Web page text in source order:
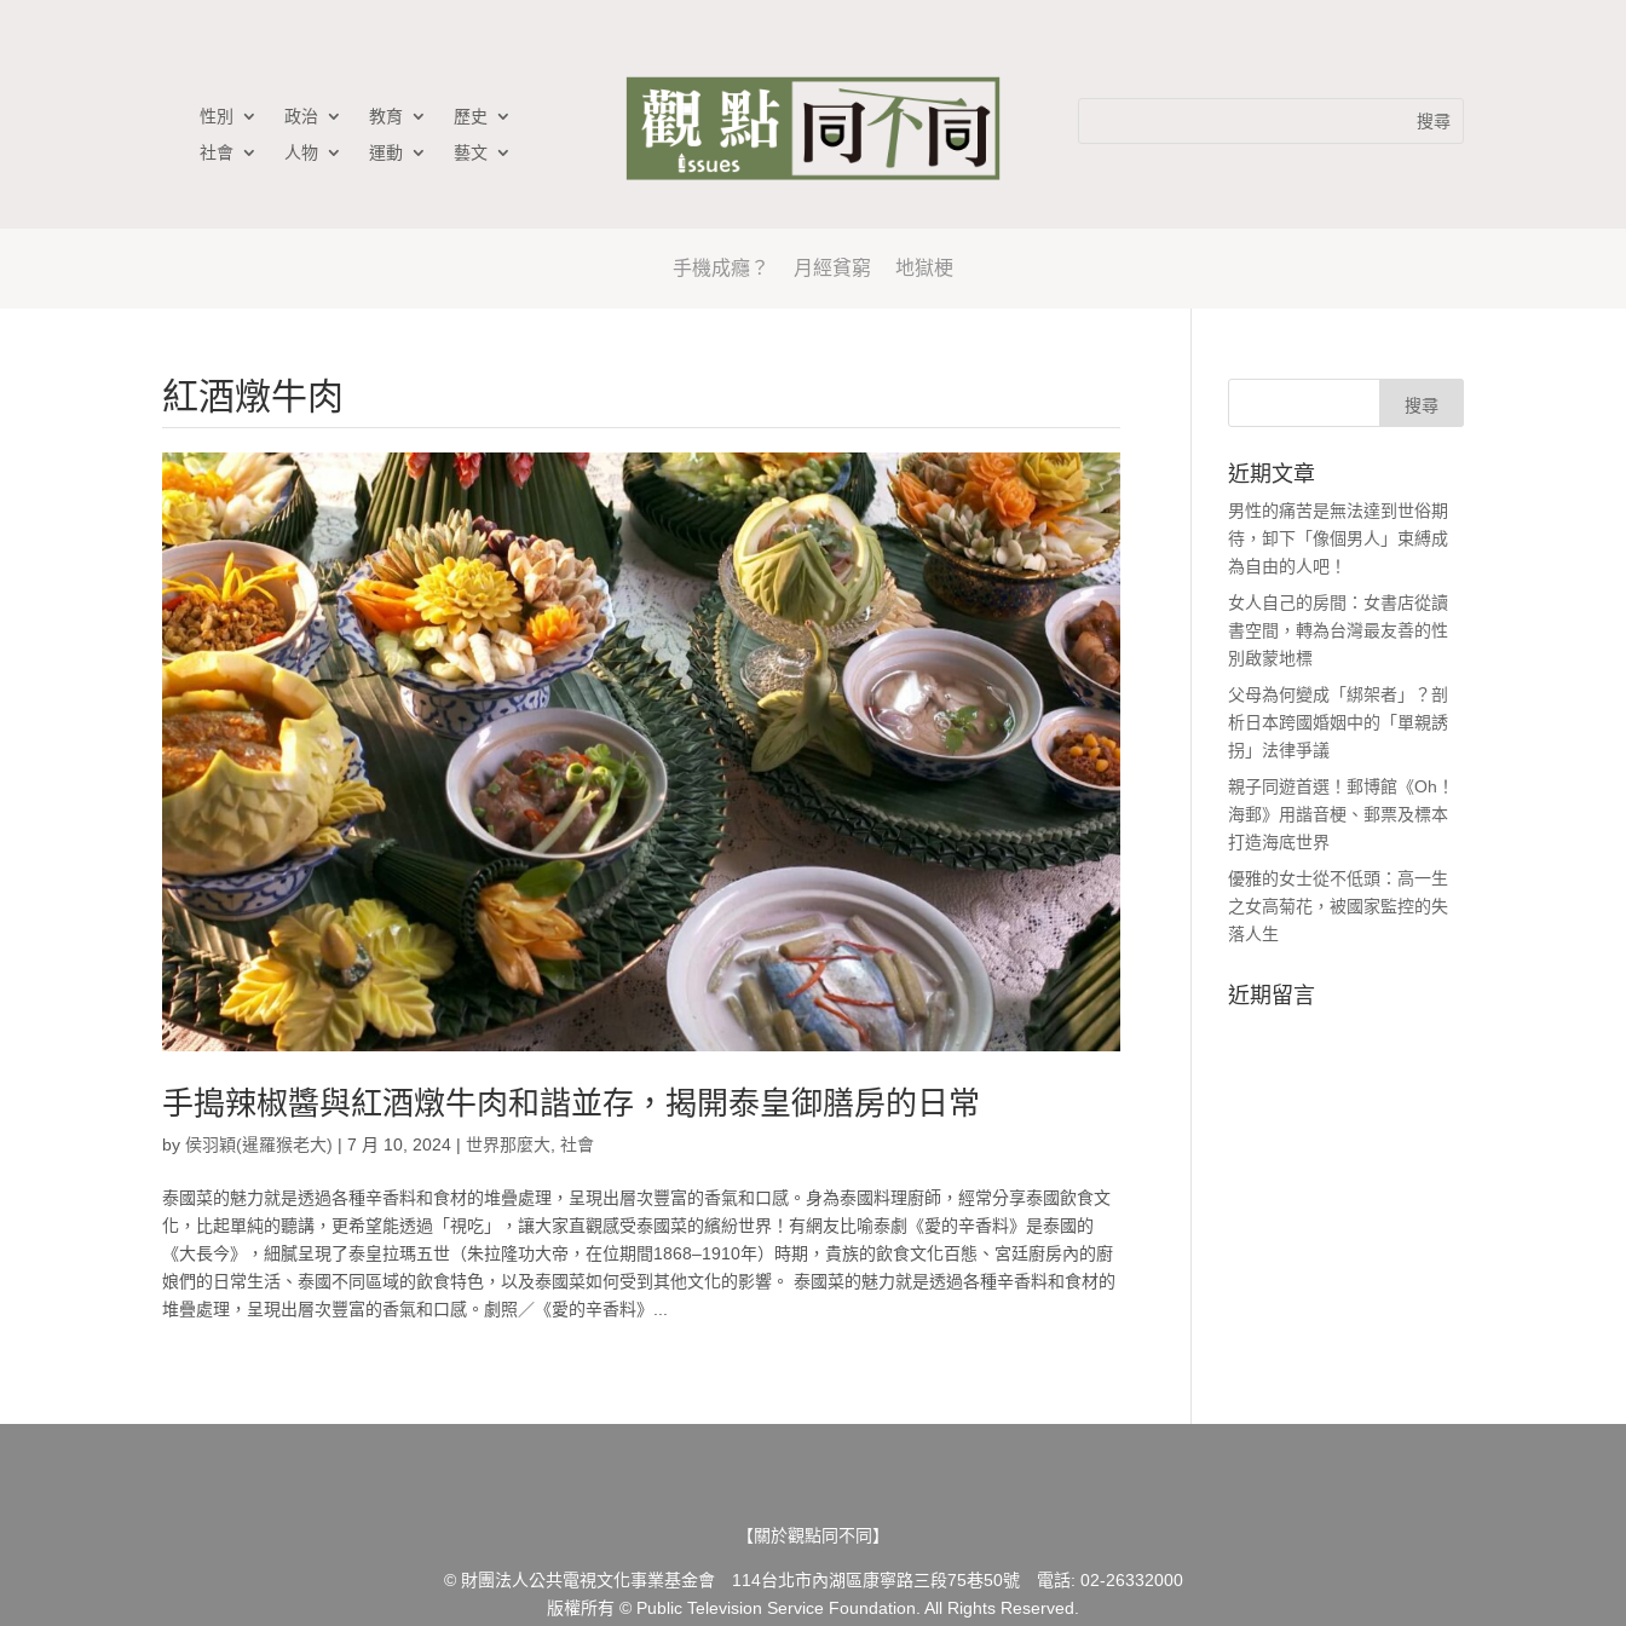
性別 政治 教育
歷史
社會
人物 運動 藝文
手機成癮？ 月經貧窮 地獄梗
紅酒燉牛肉
手搗辣椒醬與紅酒燉牛肉和諧並存，揭開泰皇御膳房的日常
by侯羽穎(暹羅猴老大) |7 月 10, 2024 |世界那麼大 ,社會
泰國菜的魅力就是透過各種辛香料和食材的堆疊處理，呈現出層次豐富的香氣和口感。身為泰國料理廚師，經常分享泰國飲食文
化，比起單純的聽講，更希望能透過「視吃」，讓大家直觀感受泰國菜的繽紛世界！有網友比喻泰劇《愛的辛香料》是泰國的
《大長今》，細膩呈現了泰皇拉瑪五世（朱拉隆功大帝，在位期間1868–1910年）時期，貴族的飲食文化百態、宮廷廚房內的廚
娘們的日常生活、泰國不同區域的飲食特色，以及泰國菜如何受到其他文化的影響。 泰國菜的魅力就是透過各種辛香料和食材的
堆疊處理，呈現出層次豐富的香氣和口感。劇照／《愛的辛香料》...
近期文章
男性的痛苦是無法達到世俗期
待，卸下「像個男人」束縛成
為自由的人吧！
女人自己的房間：女書店從讀
書空間，轉為台灣最友善的性
別啟蒙地標
父母為何變成「綁架者」？剖
析日本跨國婚姻中的「單親誘
拐」法律爭議
親子同遊首選！郵博館《Oh！
海郵》用諧音梗、郵票及標本
打造海底世界
優雅的女士從不低頭：高一生
之女高菊花，被國家監控的失
落人生
近期留言
【關於觀點同不同】
© 財團法人公共電視文化事業基金會 114台北市內湖區康寧路三段75巷50號 電話: 02-26332000
版權所有 © Public Television Service Foundation. All Rights Reserved.